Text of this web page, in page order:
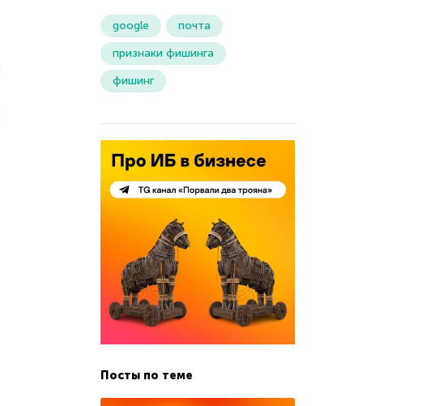
google
почта
признаки фишинга
фишинг
Посты по теме